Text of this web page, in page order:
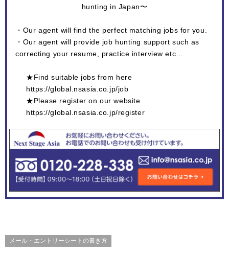
hunting in Japan〜
・Our agent will find the perfect matching jobs for you.
・Our agent will provide job hunting support such as
correcting your resume, practice interview etc…
★Find suitable jobs from here
https://global.nsasia.co.jp/job
★Please register on our website
https://global.nsasia.co.jp/register
メール・エントリーシートの書き方